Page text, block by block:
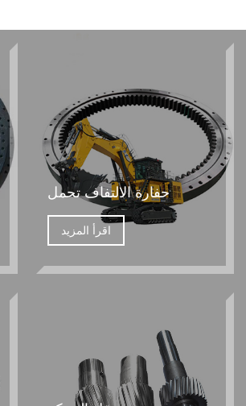
حفارة الالتفاف تحمل
اقرأ المزيد